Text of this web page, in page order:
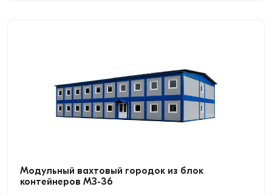
Модульный вахтовый городок из блок
контейнеров МЗ-36